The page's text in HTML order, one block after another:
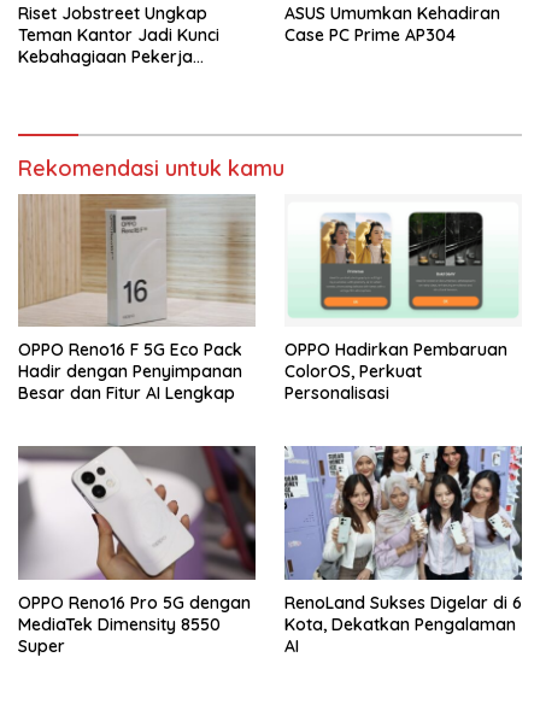
Riset Jobstreet Ungkap
Teman Kantor Jadi Kunci
Kebahagiaan Pekerja
ASUS Umumkan Kehadiran
Case PC Prime AP304
Rekomendasi untuk kamu
OPPO Reno16 F 5G Eco Pack
Hadir dengan Penyimpanan
Besar dan Fitur AI Lengkap
OPPO Hadirkan Pembaruan
ColorOS, Perkuat
Personalisasi
OPPO Reno16 Pro 5G dengan
MediaTek Dimensity 8550
Super
RenoLand Sukses Digelar di 6
Kota, Dekatkan Pengalaman
AI